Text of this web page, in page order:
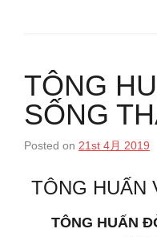
TÔNG
SỐNG
Posted on 21st 4月 2019
TÔNG HUẤN
TÔNG HUẤN